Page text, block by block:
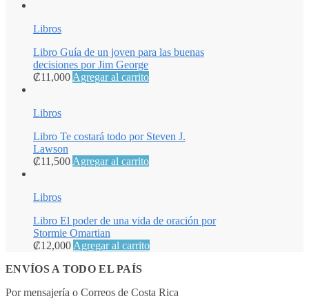
Libros
Libro Guía de un joven para las buenas
decisiones por Jim George
₡11,000Agregar al carrito
Libros
Libro Te costará todo por Steven J.
Lawson
₡11,500Agregar al carrito
Libros
Libro El poder de una vida de oración por
Stormie Omartian
₡12,000Agregar al carrito
ENVÍOS A TODO EL PAÍS
Por mensajería o Correos de Costa Rica